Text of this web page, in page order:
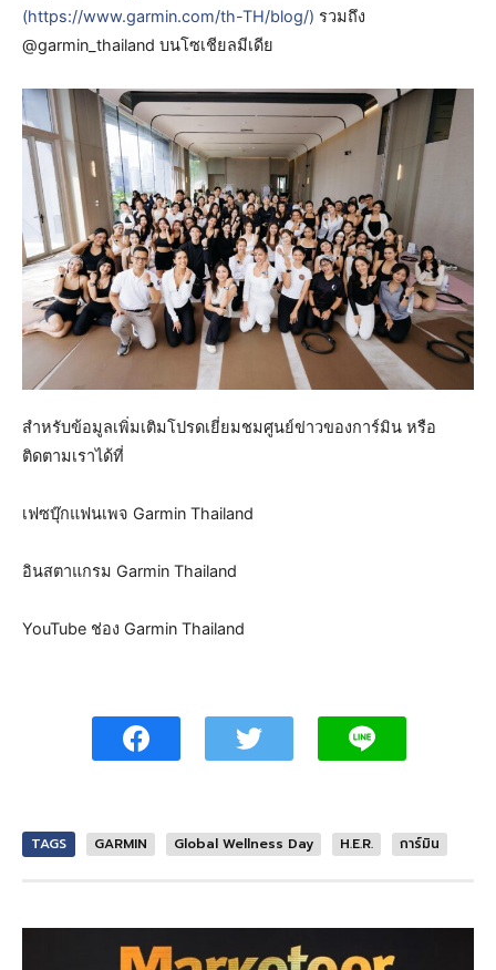
(https://www.garmin.com/th-TH/blog/) รวมถึง
@garmin_thailand บนโซเชียลมีเดีย
สำหรับข้อมูลเพิ่มเติมโปรดเยี่ยมชมศูนย์ข่าวของการ์มิน หรือ
ติดตามเราได้ที่
เฟซบุ๊กแฟนเพจ Garmin Thailand
อินสตาแกรม Garmin Thailand
YouTube ช่อง Garmin Thailand
TAGS GARMIN Global Wellness Day H.E.R. การ์มิน